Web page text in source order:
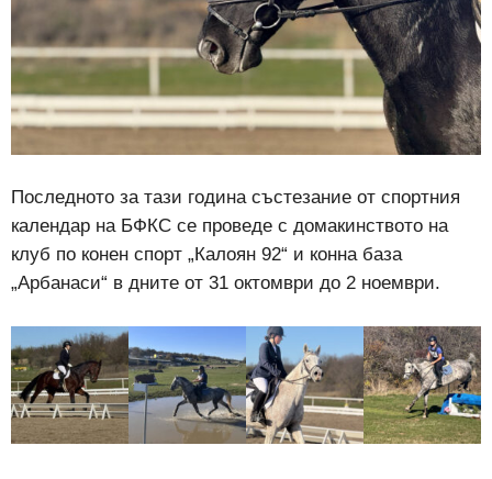
Последното за тази година състезание от спортния
календар на БФКС се проведе с домакинството на
клуб по конен спорт „Калоян 92“ и конна база
„Арбанаси“ в дните от 31 октомври до 2 ноември.